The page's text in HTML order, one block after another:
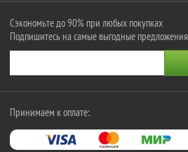
Сэкономьте до 90% при любых покупках
Подпишитесь на самые выгодные предложения
Принимаем к оплате: